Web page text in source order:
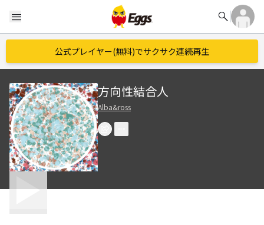
menu search
公式プレイヤー(無料)でサクサク連続再生
方向性結合人
Alba&ross